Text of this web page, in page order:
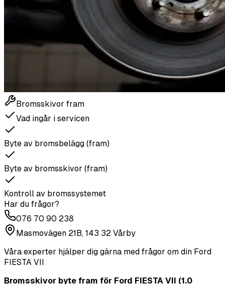
Bromsskivor fram
Vad ingår i servicen
Byte av bromsbelägg (fram)
Byte av bromsskivor (fram)
Kontroll av bromssystemet
Har du frågor?
076 70 90 238
Masmovägen 21B, 143 32 Vårby
Våra experter hjälper dig gärna med frågor om din Ford
FIESTA VII
Bromsskivor byte fram för Ford FIESTA VII (1.0